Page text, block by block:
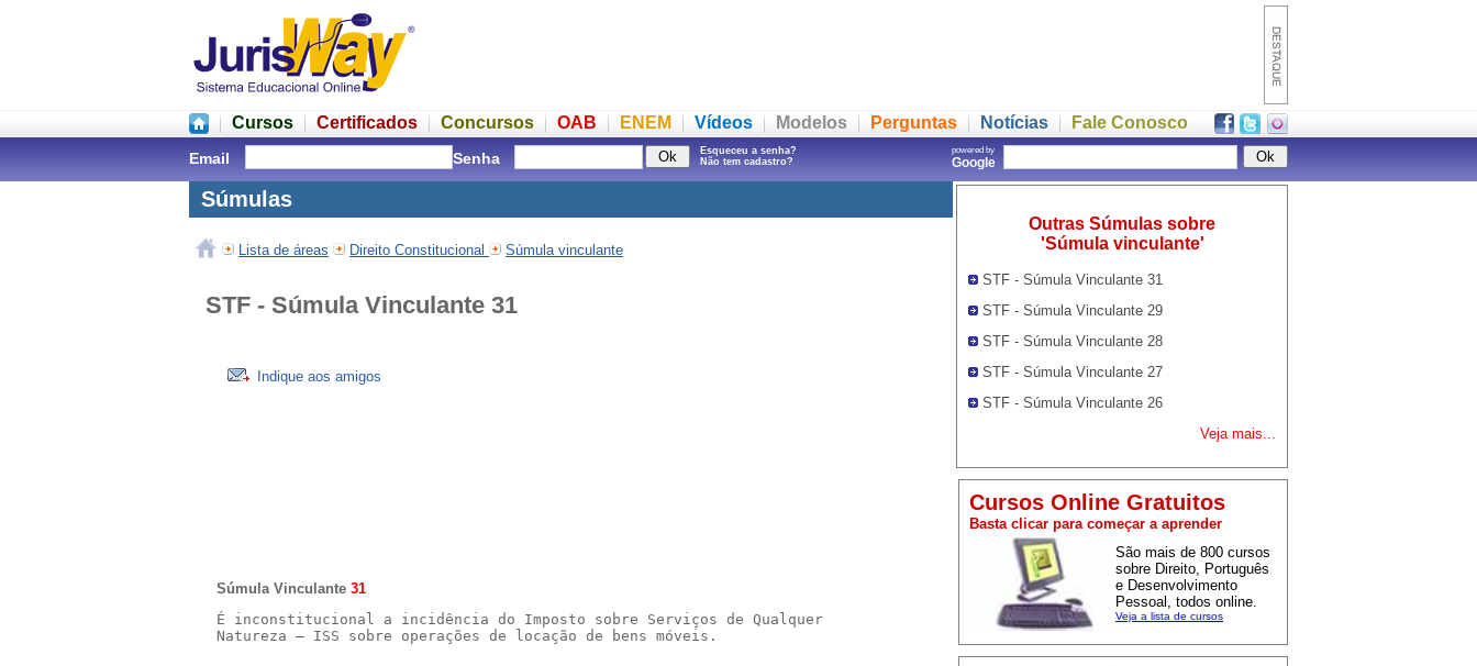
Cursos Certificados Concursos OAB ENEM Vídeos Modelos Perguntas Notícias Fale Conosco
Email Senha
Esqueceu a senha?
Não tem cadastro?
powered by
Google
Súmulas
Outras Súmulas sobre
'Súmula vinculante'
STF - Súmula Vinculante 31
STF - Súmula Vinculante 29
STF - Súmula Vinculante 28
STF - Súmula Vinculante 27
STF - Súmula Vinculante 26
Veja mais...
Cursos Online Gratuitos
Basta clicar para começar a aprender
São mais de 800 cursos
sobre Direito, Português
e Desenvolvimento
Pessoal, todos online.
Veja a lista de cursos
Lista de áreas Direito Constitucional Súmula vinculante
STF - Súmula Vinculante 31
Indique aos amigos
Súmula Vinculante 31
É inconstitucional a incidência do Imposto sobre Serviços de Qualquer
Natureza – ISS sobre operações de locação de bens móveis.